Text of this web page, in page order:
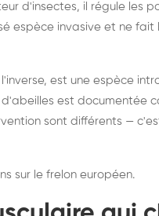
d'insectes, il régule les
espèce invasive et ne fait
est une espèce
d'abeilles est documentée
sont différents —
sur le frelon européen.